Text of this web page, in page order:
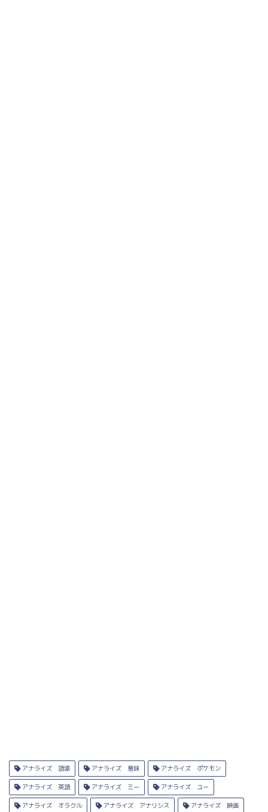
アナライズ 語源 アナライズ 意味 アナライズ ポケモン
アナライズ 英語 アナライズ ミー アナライズ ユー
アナライズ オラクル アナライズ アナリシス アナライズ 映画